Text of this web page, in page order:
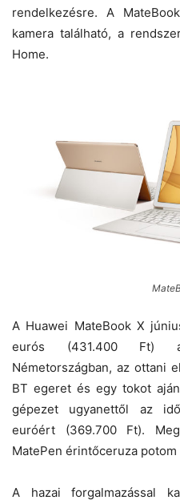
rendelkezésre. A
kamera található, a
Home.
A Huawei MateBook X
eurós (431.400 Ft)
Németországban, az ottani
BT egeret és egy tokot
gépezet ugyanettől az
euróért (369.700 Ft).
MatePen érintőceruza
A hazai forgalmazással